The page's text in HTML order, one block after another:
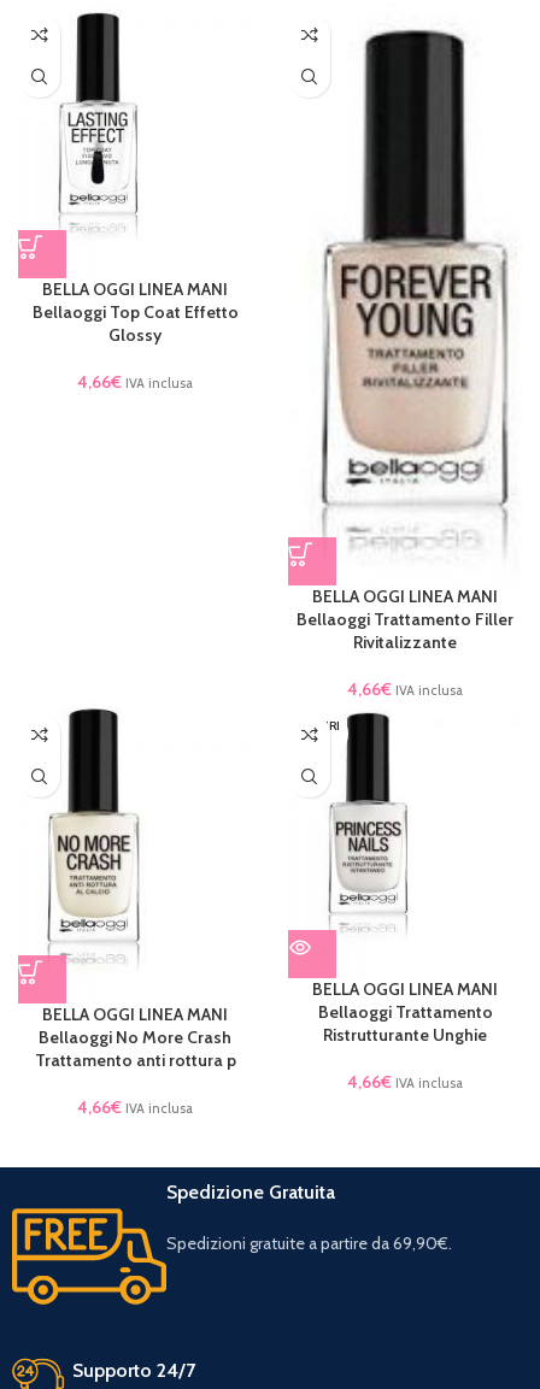
BELLA OGGI LINEA MANI
Bellaoggi Top Coat Effetto
Glossy
4,66€ IVA inclusa
BELLA OGGI LINEA MANI
Bellaoggi Trattamento Filler
Rivitalizzante
4,66€ IVA inclusa
BELLA OGGI LINEA MANI
Bellaoggi No More Crash
Trattamento anti rottura p
4,66€ IVA inclusa
ESAURI
TO
BELLA OGGI LINEA MANI
Bellaoggi Trattamento
Ristrutturante Unghie
4,66€ IVA inclusa
Spedizione Gratuita
Spedizioni gratuite a partire da 69,90€.
Supporto 24/7